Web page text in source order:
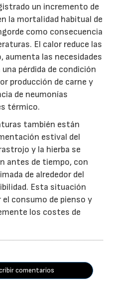
un incremento de
la mortalidad habitual de
como consecuencia
El calor reduce las
aumenta las necesidades
pérdida de condición
producción de carne y
de neumonías
térmico.
también están
estival del
y la hierba se
antes de tiempo, con
de alrededor del
Esta situación
consumo de pienso y
los costes de
comentarios